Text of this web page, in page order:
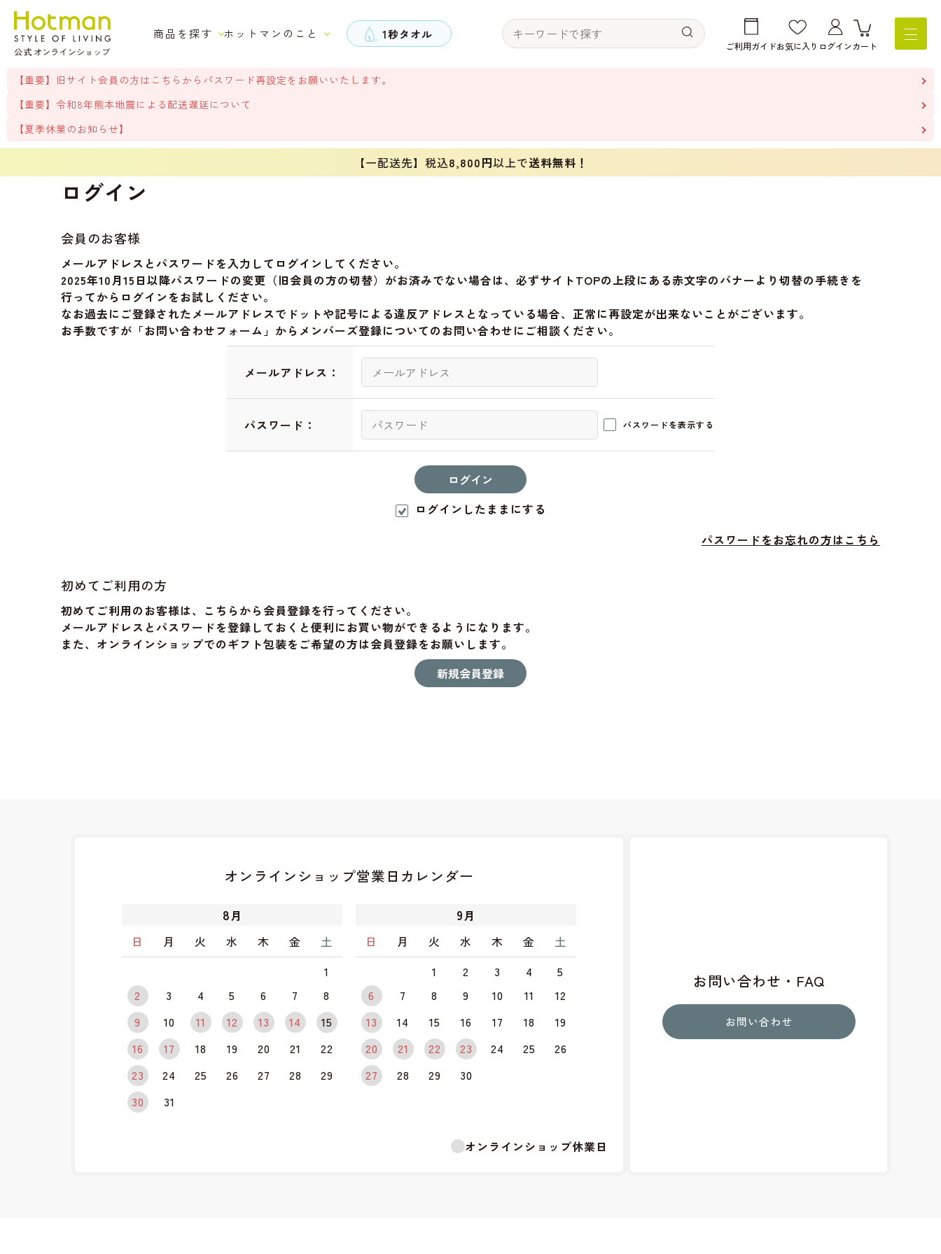
商品を探す ホットマンのこと 1秒タオル
ご利用ガイドお気に入り ログインカート
【重要】旧サイト会員の方はこちらからパスワード再設定をお願いいたします。
【重要】令和8年熊本地震による配送遅延について
【夏季休業のお知らせ】
【一配送先】税込8,800円以上で送料無料！
ログイン
会員のお客様
メールアドレスとパスワードを入力してログインしてください。
2025年10月15日以降パスワードの変更（旧会員の方の切替）がお済みでない場合は、必ずサイトTOPの上段にある赤文字のバナーより切替の手続きを
行ってからログインをお試しください。
なお過去にご登録されたメールアドレスでドットや記号による違反アドレスとなっている場合、正常に再設定が出来ないことがございます。
お手数ですが「お問い合わせフォーム」からメンバーズ登録についてのお問い合わせにご相談ください。
メールアドレス：
パスワード： パスワードを表示する
ログインしたままにする
パスワードをお忘れの方はこちら
初めてご利用の方
初めてご利用のお客様は、こちらから会員登録を行ってください。
メールアドレスとパスワードを登録しておくと便利にお買い物ができるようになります。
また、オンラインショップでのギフト包装をご希望の方は会員登録をお願いします。
お問い合わせ・FAQ
お問い合わせ
オンラインショップ営業日カレンダー
8月
日
月 火 水 木 金
土
1
2
3 4 5 6 7
8
9
10 11 12 13 14
15
16
17 18 19 20 21
22
23
24 25 26 27 28
29
30
31
9月
日
月 火 水 木 金
土
1
2 3 4
5
6
7 8 9 10 11
12
13
14 15 16 17 18
19
20
21 22 23 24 25
26
27
28 29 30
オンラインショップ休業日